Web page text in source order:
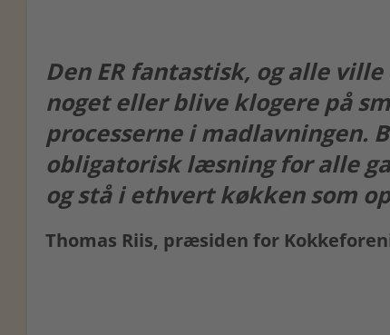
Den ER fantastisk, og alle
noget eller blive klogere på
processerne i madlavningen.
obligatorisk læsning for alle
og stå i ethvert køkken som
Thomas Riis, præsiden for